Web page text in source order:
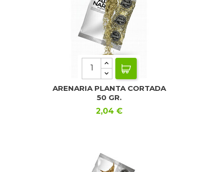
ARENARIA PLANTA CORTADA
50 GR.
Precio
2,04 €